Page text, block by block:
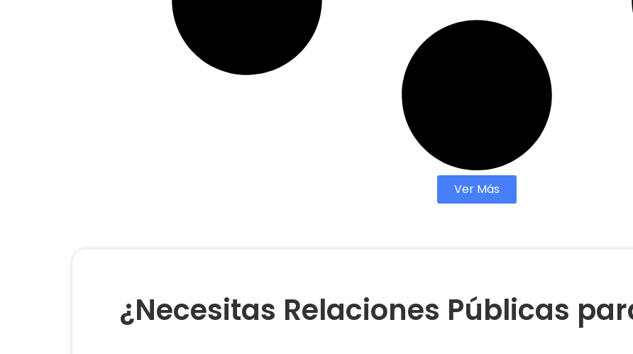
Ver Más
¿Necesitas Relaciones Públicas